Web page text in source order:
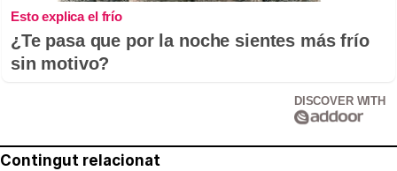
Esto explica el frío
¿Te pasa que por la noche sientes más frío
sin motivo?
DISCOVER WITH
Contingut relacionat